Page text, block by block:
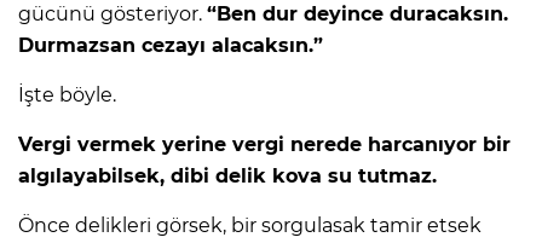
gücünü gösteriyor. “Ben dur deyince duracaksın.
Durmazsan cezayı alacaksın.”
İşte böyle.
Vergi vermek yerine vergi nerede harcanıyor bir
algılayabilsek, dibi delik kova su tutmaz.
Önce delikleri görsek, bir sorgulasak tamir etsek